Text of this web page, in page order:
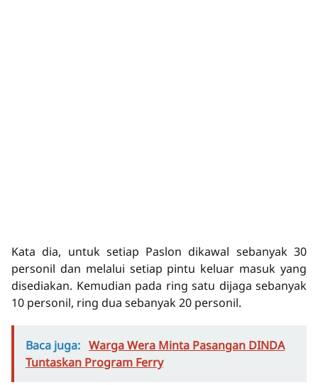
Kata dia, untuk setiap Paslon dikawal sebanyak 30
personil dan melalui setiap pintu keluar masuk yang
disediakan. Kemudian pada ring satu dijaga sebanyak
10 personil, ring dua sebanyak 20 personil.
Baca juga: Warga Wera Minta Pasangan DINDA
Tuntaskan Program Ferry